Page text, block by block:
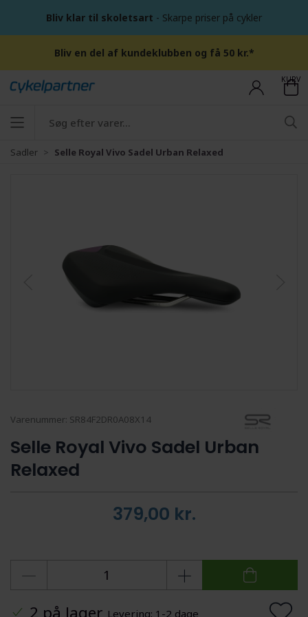
Bliv klar til skoletsart - Skarpe priser på cykler
Bliv en del af kundeklubben og få 50 kr.*
KURV
Sadler Selle Royal Vivo Sadel Urban Relaxed
Varenummer: SR84F2DR0A08X14
Selle Royal Vivo Sadel Urban
Relaxed
379,00 kr.
2 på lager Levering: 1-2 dage